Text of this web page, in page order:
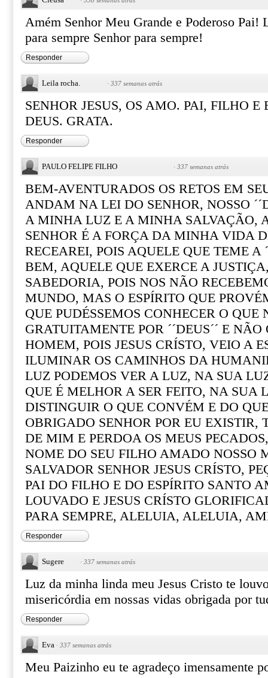
Amém Senhor Meu Grande e Poderoso Pai!
para sempre Senhor para sempre!
Responder
Leila rocha. · 337 semanas atrás
SENHOR JESUS, OS AMO. PAI, FILHO E
DEUS. GRATA.
Responder
PAULO FELIPE FILHO · 337 semanas atrás
BEM-AVENTURADOS OS RETOS EM
ANDAM NA LEI DO SENHOR, NOSSO
A MINHA LUZ E A MINHA SALVAÇÃO,
SENHOR É A FORÇA DA MINHA VIDA
RECEAREI, POIS AQUELE QUE TEME A
BEM, AQUELE QUE EXERCE A
SABEDORIA, POIS NOS NÃO
MUNDO, MAS O ESPÍRITO QUE
QUE PUDÉSSEMOS CONHECER O QUE
GRATUITAMENTE POR ´´DEUS´´ E
HOMEM, POIS JESUS CRÍSTO, VEIO A
ILUMINAR OS CAMINHOS DA
LUZ PODEMOS VER A LUZ, NA SUA
QUE É MELHOR A SER FEITO, NA SUA
DISTINGUIR O QUE CONVÉM E DO
OBRIGADO SENHOR POR EU EXISTIR,
DE MIM E PERDOA OS MEUS
NOME DO SEU FILHO AMADO NOSSO
SALVADOR SENHOR JESUS CRÍSTO,
PAI DO FILHO E DO ESPÍRITO SANTO
LOUVADO E JESUS CRÍSTO
PARA SEMPRE, ALELUIA, ALELUIA,
Responder
Sugere · 337 semanas atrás
Luz da minha linda meu Jesus Cristo te
misericórdia em nossas vidas obrigada por
Responder
Eva · 337 semanas atrás
Meu Paizinho eu te agradeço imensamente